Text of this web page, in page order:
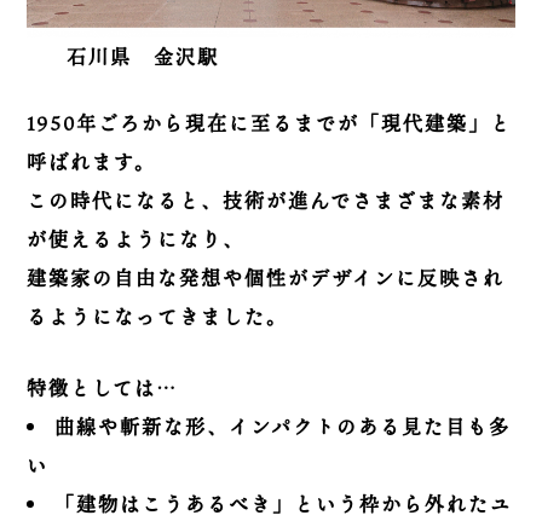
石川県 金沢駅
1950年ごろから現在に至るまでが「現代建築」と
呼ばれます。
この時代になると、技術が進んでさまざまな素材
が使えるようになり、
建築家の自由な発想や個性がデザインに反映され
るようになってきました。
特徴としては…
曲線や斬新な形、インパクトのある見た目も多
い
「建物はこうあるべき」という枠から外れたユ